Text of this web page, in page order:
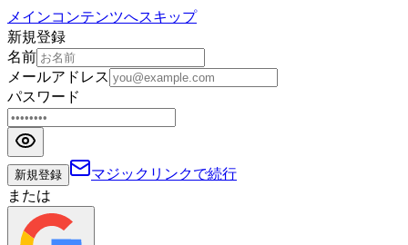
メインコンテンツへスキップ
新規登録
名前
メールアドレス
パスワード
新規登録
マジックリンクで続行
または